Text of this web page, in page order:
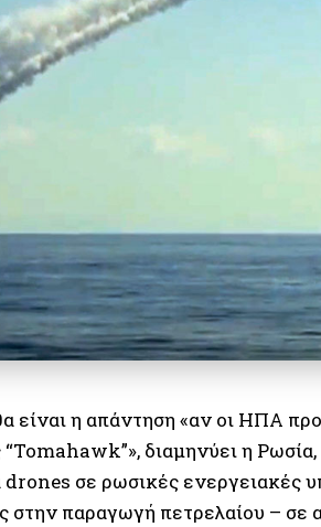
είναι η απάντηση «αν οι ΗΠΑ
διαμηνύει η
σε ρωσικές ενεργειακές
στην παραγωγή πετρελαίου – σε